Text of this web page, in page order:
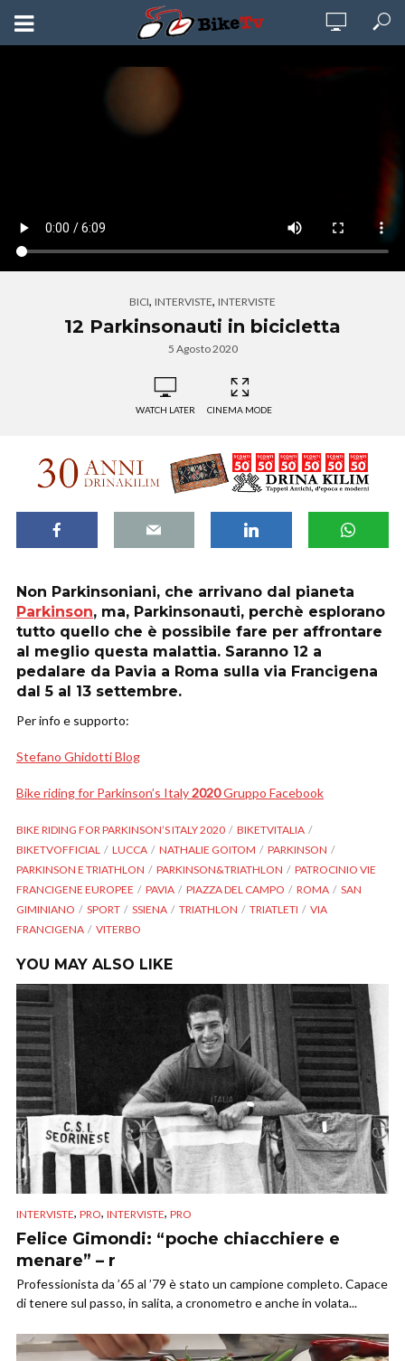
BICI, INTERVISTE, INTERVISTE
12 Parkinsonauti in bicicletta
5 Agosto 2020
WATCH LATER CINEMA MODE
Non Parkinsoniani, che arrivano dal pianeta
Parkinson, ma, Parkinsonauti, perchè esplorano
tutto quello che è possibile fare per affrontare
al meglio questa malattia. Saranno 12 a
pedalare da Pavia a Roma sulla via Francigena
dal 5 al 13 settembre.
Per info e supporto:
Stefano Ghidotti Blog
Bike riding for Parkinson’s Italy2020Gruppo Facebook
BIKE RIDING FOR PARKINSON’S ITALY 2020
BIKETVITALIA
BIKETVOFFICIAL
LUCCA NATHALIE GOITOM
PARKINSON
PARKINSON E TRIATHLON
PARKINSON&TRIATHLON
PATROCINIO VIE
FRANCIGENE EUROPEE
PAVIA PIAZZA DEL CAMPO ROMA
SAN
GIMINIANO
SPORT SSIENA TRIATHLON TRIATLETI
VIA
FRANCIGENA
VITERBO
YOU MAY ALSO LIKE
INTERVISTE, PRO, INTERVISTE, PRO
Felice Gimondi: “poche chiacchiere e
menare” – r
Professionista da ’65 al ’79 è stato un campione completo. Capace
di tenere sul passo, in salita, a cronometro e anche in volata...